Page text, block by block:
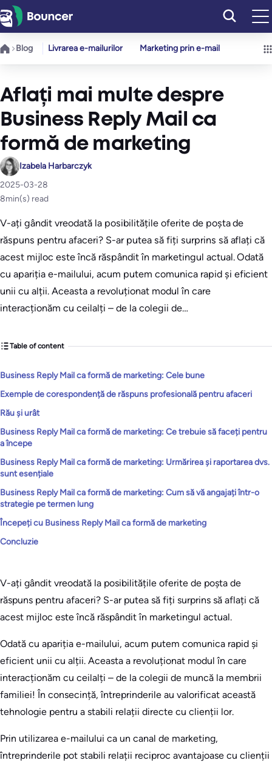
Sari
la
conținut
Blog Livrarea e-mailurilor Marketing prin e-mail
Aflați mai multe despre
Business Reply Mail ca
formă de marketing
Izabela Harbarczyk
2025-03-28
8min(s) read
V-ați gândit vreodată la posibilitățile oferite de poșta de
răspuns pentru afaceri? S-ar putea să fiți surprins să aflați că
acest mijloc este încă răspândit în marketingul actual. Odată
cu apariția e-mailului, acum putem comunica rapid și eficient
unii cu alții. Aceasta a revoluționat modul în care
interacționăm cu ceilalți – de la colegii de…
Table of content
Business Reply Mail ca formă de marketing: Cele bune
Exemple de corespondență de răspuns profesională pentru afaceri
Rău și urât
Business Reply Mail ca formă de marketing: Ce trebuie să faceți pentru
a începe
Business Reply Mail ca formă de marketing: Urmărirea și raportarea dvs.
sunt esențiale
Business Reply Mail ca formă de marketing: Cum să vă angajați într-o
strategie pe termen lung
Începeți cu Business Reply Mail ca formă de marketing
Concluzie
V-ați gândit vreodată la posibilitățile oferite de poșta de
răspuns pentru afaceri? S-ar putea să fiți surprins să aflați că
acest mijloc este încă răspândit în marketingul actual.
Odată cu apariția e-mailului, acum putem comunica rapid și
eficient unii cu alții. Aceasta a revoluționat modul în care
interacționăm cu ceilalți – de la colegii de muncă la membrii
familiei! În consecință, întreprinderile au valorificat această
tehnologie pentru a stabili relații directe cu clienții lor.
Prin utilizarea e-mailului ca un canal de marketing,
întreprinderile pot stabili relații reciproc avantajoase cu clienții